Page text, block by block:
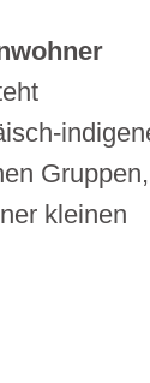
Gruppen,
kleinen